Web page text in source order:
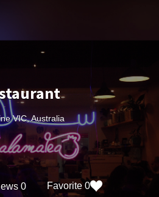
VIC, Australia
0 Reviews 0 Favorite